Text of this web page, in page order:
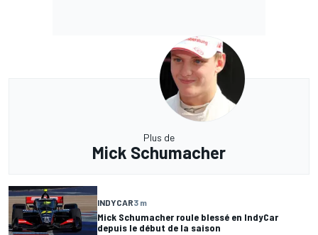
Plus de
Mick Schumacher
INDYCAR3 m
Mick Schumacher roule blessé en IndyCar
depuis le début de la saison